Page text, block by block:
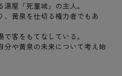
屋「死菫城」の主人。
、黄泉を仕切る権力者でもあ
客をもてなしている。
分や黄泉の未来について考え始